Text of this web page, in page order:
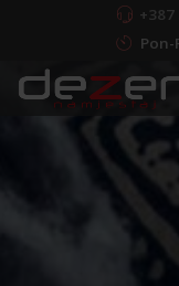
+387
Pon-